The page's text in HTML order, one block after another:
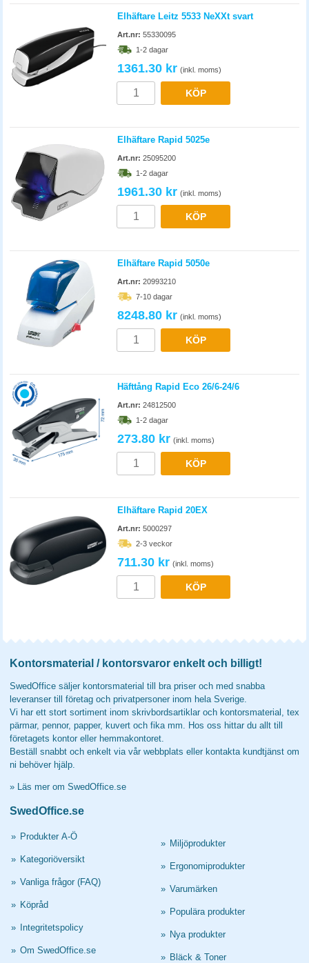
Elhäftare Leitz 5533 NeXXt svart
Art.nr: 55330095
1-2 dagar
1361.30 kr (inkl. moms)
KÖP
Elhäftare Rapid 5025e
Art.nr: 25095200
1-2 dagar
1961.30 kr (inkl. moms)
KÖP
Elhäftare Rapid 5050e
Art.nr: 20993210
7-10 dagar
8248.80 kr (inkl. moms)
KÖP
Häfttång Rapid Eco 26/6-24/6
Art.nr: 24812500
1-2 dagar
273.80 kr (inkl. moms)
KÖP
Elhäftare Rapid 20EX
Art.nr: 5000297
2-3 veckor
711.30 kr (inkl. moms)
KÖP
Kontorsmaterial / kontorsvaror enkelt och billigt!
SwedOffice säljer kontorsmaterial till bra priser och med snabba
leveranser till företag och privatpersoner inom hela Sverige.
Vi har ett stort sortiment inom skrivbordsartiklar och kontorsmaterial, tex
pärmar, pennor, papper, kuvert och fika mm. Hos oss hittar du allt till
företagets kontor eller hemmakontoret.
Beställ snabbt och enkelt via vår webbplats eller kontakta kundtjänst om
ni behöver hjälp.
» Läs mer om SwedOffice.se
SwedOffice.se
» Produkter A-Ö
» Kategoriöversikt
» Vanliga frågor (FAQ)
» Köpråd
» Integritetspolicy
» Om SwedOffice.se
» Miljöprodukter
» Ergonomiprodukter
» Varumärken
» Populära produkter
» Nya produkter
» Bläck & Toner